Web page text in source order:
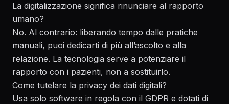
La digitalizzazione significa rinunciare al rapporto
umano?
No. Al contrario: liberando tempo dalle pratiche
manuali, puoi dedicarti di più all’ascolto e alla
relazione. La tecnologia serve a potenziare il
rapporto con i pazienti, non a sostituirlo.
Come tutelare la privacy dei dati digitali?
Usa solo software in regola con il GDPR e dotati di